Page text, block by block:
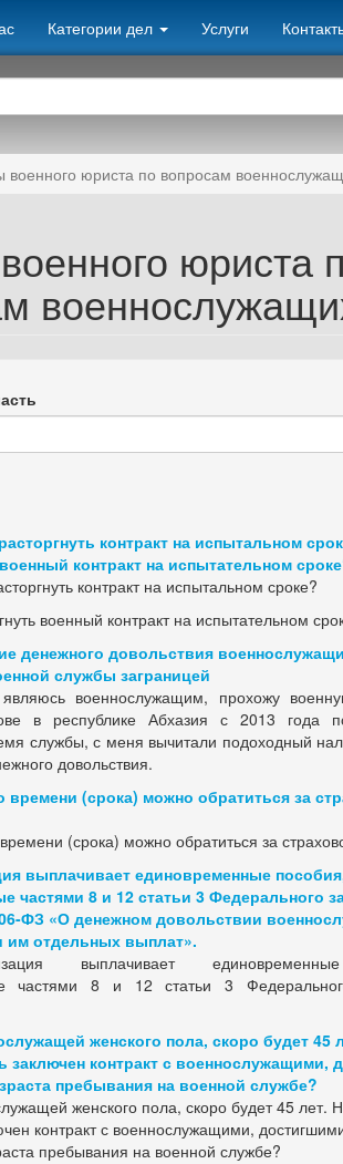
Категории дел Услуги
военного юриста по вопросам
юриста
контракт на испытальном
контракт на испытательном
контракт на испытальном сроке?
военный контракт на испытательном
денежного довольствия
службы заграницей
являюсь военнослужащим, прохожу
в республике Абхазия с 2013 года
службы, с меня вычитали подоходный
довольствия.
времени (срока) можно обратиться за
(срока) можно обратиться за
выплачивает единовременные
частями 8 и 12 статьи 3 Федерального
ФЗ «О денежном довольствии
им отдельных выплат».
выплачивает
частями 8 и 12 статьи 3
женского пола, скоро будет 45
заключен контракт с военнослужащими,
пребывания на военной службе?
женского пола, скоро будет 45 лет.
контракт с военнослужащими,
пребывания на военной службе?